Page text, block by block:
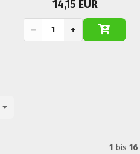
14,15 EUR
− +
1bis 16